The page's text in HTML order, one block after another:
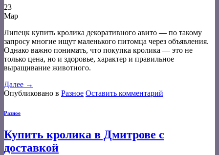
23
Мар
Липецк купить кролика декоративного авито — по такому
запросу многие ищут маленького питомца через объявления.
Однако важно понимать, что покупка кролика — это не
только цена, но и здоровье, характер и правильное
выращивание животного.
Далее →
Опубликовано в Разное Оставить комментарий
Разное
Купить кролика в Дмитрове с
доставкой